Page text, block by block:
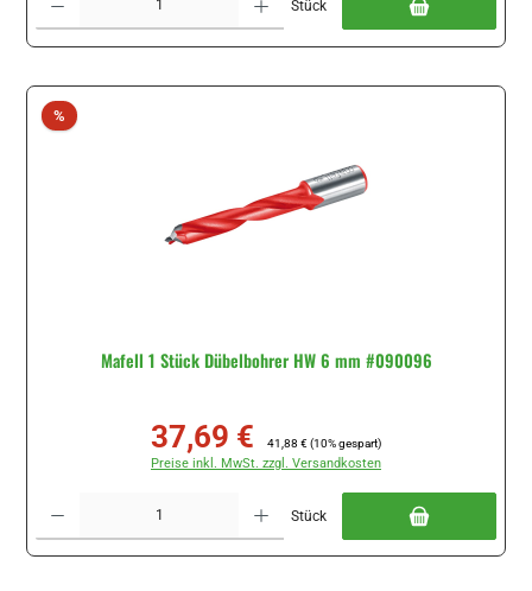
Stück
%Rabatt
Mafell 1 Stück Dübelbohrer HW 6 mm #090096
Verkaufspreis:
37,69 € 41,88 € (10% gespart)
Preise inkl. MwSt. zzgl. Versandkosten
Stück